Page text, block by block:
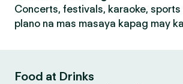
Concerts, festivals, karaoke,
plano na mas masaya kapag may
Food at Drinks